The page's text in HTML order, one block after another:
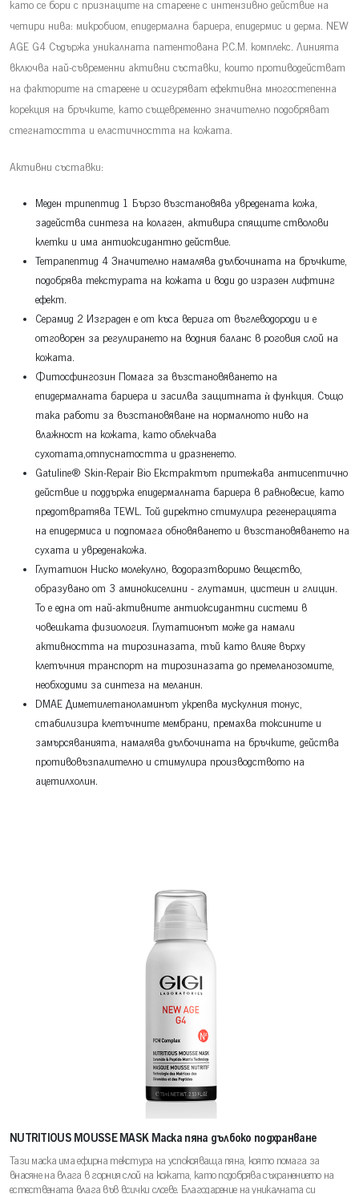
като се бори с признаците на стареене с интензивно действие на
четири нива: микробиом, епидермална бариера, епидермис и дерма. NEW
AGE G4 Съдържа уникалната патентована P.C.M. комплекс. Линията
включва най-съвременни активни съставки, които противодействат
на факторите на стареене и осигуряват ефективна многостепенна
корекция на бръчките, като същевременно значително подобряват
стегнатостта и еластичността на кожата.
Активни съставки:
Меден трипептид 1 Бързо възстановява увредената кожа,
задейства синтеза на колаген, активира спящите стволови
клетки и има антиоксидантно действие.
Тетрапептид 4 Значително намалява дълбочината на бръчките,
подобрява текстурата на кожата и води до изразен лифтинг
ефект.
Серамид 2 Изграден е от къса верига от въглеводороди и е
отговорен за регулирането на водния баланс в роговия слой на
кожата.
Фитосфингозин Помага за възстановяването на
епидермалната бариера и засилва защитната ѝ функция. Също
така работи за възстановяване на нормалното ниво на
влажност на кожата, като облекчава
сухотата,отпуснатостта и дразненето.
Gatuline® Skin-Repair Bio Екстрактът притежава антисептично
действие и поддържа епидермалната бариера в равновесие, като
предотвратява TEWL. Той директно стимулира регенерацията
на епидермиса и подпомага обновяването и възстановяването на
сухата и увреденакожа.
Глутатион Ниско молекулно, водоразтворимо вещество,
образувано от 3 аминокиселини - глутамин, цистеин и глицин.
То е една от най-активните антиоксидантни системи в
човешката физиология. Глутатионът може да намали
активността на тирозиназата, тъй като влияе върху
клетъчния транспорт на тирозиназата до премеланозомите,
необходими за синтеза на меланин.
DMAE Диметилетаноламинът укрепва мускулния тонус,
стабилизира клетъчните мембрани, премахва токсините и
замърсяванията, намалява дълбочината на бръчките, действа
противовъзпалително и стимулира производството на
ацетилхолин.
NUTRITIOUS MOUSSE MASK Маска пяна дълбоко подхранване
Тази маска има ефирна текстура на успокояваща пяна, която помага за
внасяне на влага в горния слой на кожата, като подобрява съхранението на
естествената влага във всички слоеве. Благодарение на уникалната си